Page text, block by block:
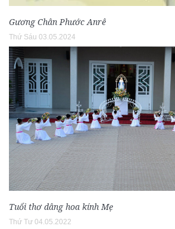
Gương Chân Phước Anrê
Thứ Sáu 03.05.2024
Tuổi thơ dâng hoa kính Mẹ
Thứ Tư 04.05.2022